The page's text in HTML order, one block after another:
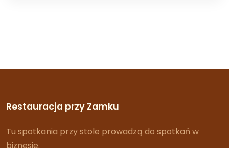
Restauracja przy Zamku
Tu spotkania przy stole prowadzą do spotkań w